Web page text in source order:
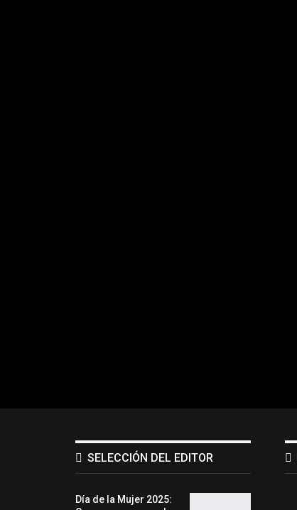
SELECCIÓN DEL EDITOR
Día de la Mujer 2025: